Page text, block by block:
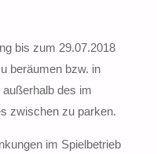
bis zum 29.07.2018
beräumen bzw. in
des im
zwischen zu parken.
im Spielbetrieb